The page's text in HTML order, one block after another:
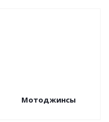
Мотоджинсы